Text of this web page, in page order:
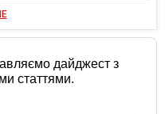
дайджест з
статтями.